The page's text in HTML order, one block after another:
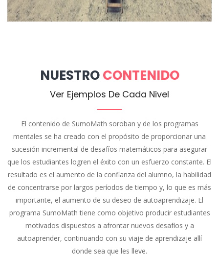
NUESTROCONTENIDO
Ver Ejemplos De Cada Nivel
El contenido de SumoMath soroban y de los programas
mentales se ha creado con el propósito de proporcionar una
sucesión incremental de desafíos matemáticos para asegurar
que los estudiantes logren el éxito con un esfuerzo constante. El
resultado es el aumento de la confianza del alumno, la habilidad
de concentrarse por largos períodos de tiempo y, lo que es más
importante, el aumento de su deseo de autoaprendizaje. El
programa SumoMath tiene como objetivo producir estudiantes
motivados dispuestos a afrontar nuevos desafíos y a
autoaprender, continuando con su viaje de aprendizaje allí
donde sea que les lleve.